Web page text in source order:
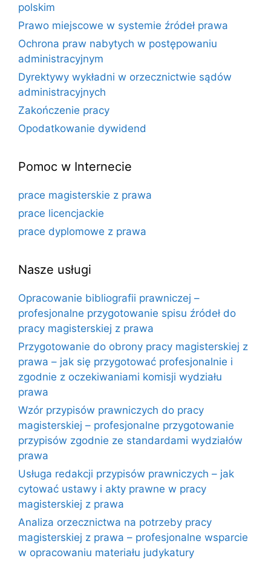
polskim
Prawo miejscowe w systemie źródeł prawa
Ochrona praw nabytych w postępowaniu
administracyjnym
Dyrektywy wykładni w orzecznictwie sądów
administracyjnych
Zakończenie pracy
Opodatkowanie dywidend
Pomoc w Internecie
prace magisterskie z prawa
prace licencjackie
prace dyplomowe z prawa
Nasze usługi
Opracowanie bibliografii prawniczej –
profesjonalne przygotowanie spisu źródeł do
pracy magisterskiej z prawa
Przygotowanie do obrony pracy magisterskiej z
prawa – jak się przygotować profesjonalnie i
zgodnie z oczekiwaniami komisji wydziału
prawa
Wzór przypisów prawniczych do pracy
magisterskiej – profesjonalne przygotowanie
przypisów zgodnie ze standardami wydziałów
prawa
Usługa redakcji przypisów prawniczych – jak
cytować ustawy i akty prawne w pracy
magisterskiej z prawa
Analiza orzecznictwa na potrzeby pracy
magisterskiej z prawa – profesjonalne wsparcie
w opracowaniu materiału judykatury